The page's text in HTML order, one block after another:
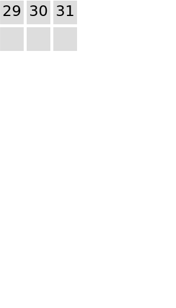
29 30 31